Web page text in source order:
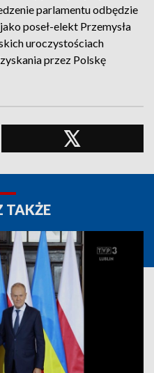
parlamentu odbędzie
poseł-elekt Przemysła
uroczystościach
przez Polskę
TAKŻE